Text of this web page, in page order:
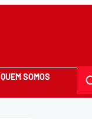
QUEM SOMOS